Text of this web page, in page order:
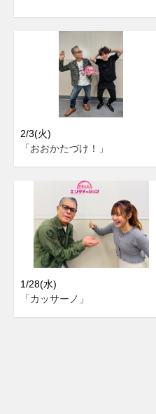
2/3(火)
「おおかたづけ！」
1/28(水)
「カッサーノ」